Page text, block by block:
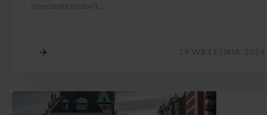
mieszankę historii...
19 WRZEŚNIA 2024